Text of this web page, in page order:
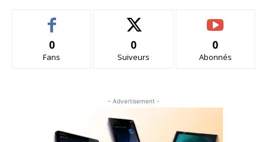
0
Fans
0
Suiveurs
0
Abonnés
- Advertisement -